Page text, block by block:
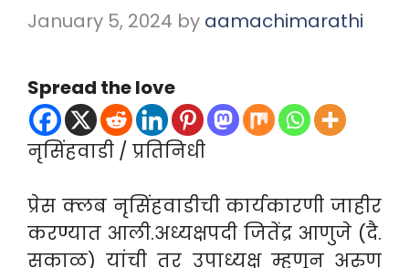
January 5, 2024 by aamachimarathi
Spread the love
नृसिंहवाडी / प्रतिनिधी
प्रेस क्लब नृसिंहवाडीची कार्यकारणी जाहीर
करण्यात आली.अध्यक्षपदी जितेंद्र आणुजे (दै.
सकाळ) यांची तर उपाध्यक्ष म्हणून अरुण